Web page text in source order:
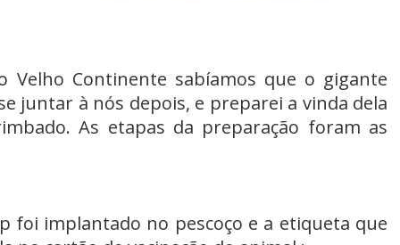
Velho Continente sabíamos que o gigante
juntar à nós depois, e preparei a vinda dela
As etapas da preparação foram as
foi implantado no pescoço e a etiqueta que